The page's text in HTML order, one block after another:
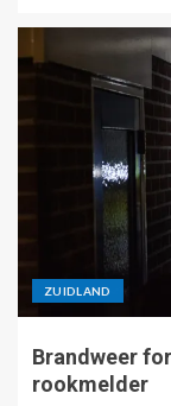
ZUIDLAND
Brandweer
rookmelder